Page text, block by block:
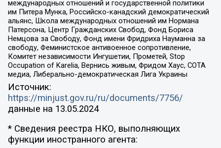
международных отношений и государственной политики
им Питера Мунка, Российско-канадский демократический
альянс, Школа международных отношений им Нормана
Патерсона, Центр Гражданских Свобод, Фонд Бориса
Немцова за Свободу, Фонд имени Фридриха Науманна за
свободу, Феминистское антивоенное сопротивление,
Комитет независимости Ингушетии, Прометей, Stop
Occupation of Karelia, Вернись живым, Фридом Хаус, СОТА
медиа, Либерально-демократическая Лига Украины
Источник:
https://minjust.gov.ru/ru/documents/7756/
данные на 13.05.2024
* Сведения реестра НКО, выполняющих
функции иностранного агента: